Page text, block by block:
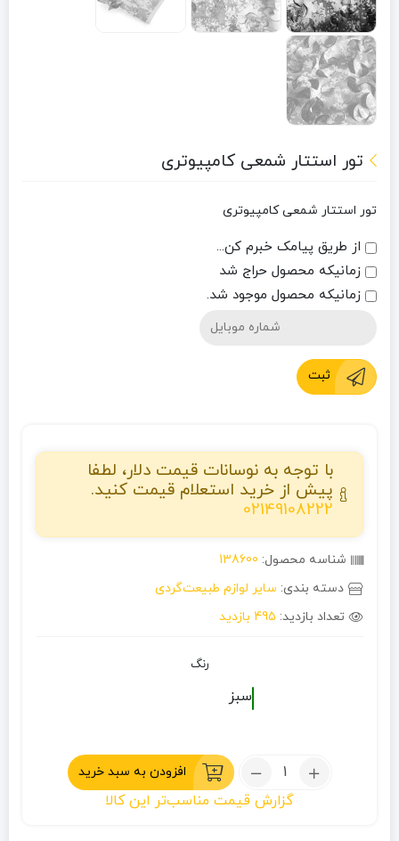
تور استتار شمعی کامپیوتری
تور استتار شمعی کامپیوتری
از طریق پیامک خبرم کن...
زمانیکه محصول حراج شد
زمانیکه محصول موجود شد.
ثبت
با توجه به نوسانات قیمت دلار، لطفا
پیش از خرید استعلام قیمت کنید.
02149108222
شناسه محصول: 138600
دسته بندی: سایر لوازم طبیعت‌گردی
تعداد بازدید: 495 بازدید
رنگ
سبز
تعداد:
تور
استتار
افزودن به سبد خرید
گزارش قیمت مناسب‌تر این کالا